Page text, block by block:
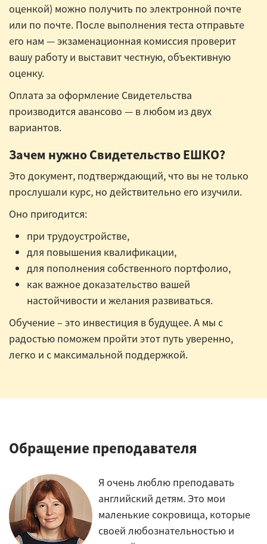
оценкой) можно получить по электронной почте
или по почте. После выполнения теста отправьте
его нам — экзаменационная комиссия проверит
вашу работу и выставит честную, объективную
оценку.
Оплата за оформление Свидетельства
производится авансово — в любом из двух
вариантов.
Зачем нужно Свидетельство ЕШКО?
Это документ, подтверждающий, что вы не только
прослушали курс, но действительно его изучили.
Оно пригодится:
при трудоустройстве,
для повышения квалификации,
для пополнения собственного портфолио,
как важное доказательство вашей
настойчивости и желания развиваться.
Обучение – это инвестиция в будущее. А мы с
радостью поможем пройти этот путь уверенно,
легко и с максимальной поддержкой.
Обращение преподавателя
Я очень люблю преподавать
английский детям. Это мои
маленькие сокровища, которые
своей любознательностью и